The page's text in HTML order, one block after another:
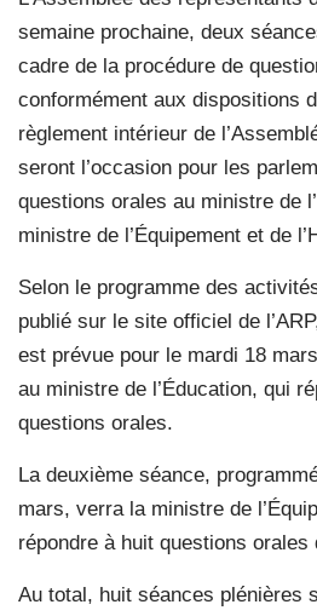
semaine prochaine, deux
cadre de la procédure de
conformément aux dispositions
règlement intérieur de
seront l’occasion pour les
questions orales au ministre de
ministre de l’Équipement et de
Selon le programme des
publié sur le site officiel de
est prévue pour le mardi 18
au ministre de l’Éducation, qui
questions orales.
La deuxième séance,
mars, verra la ministre de
répondre à huit questions orales
Au total, huit séances plénières